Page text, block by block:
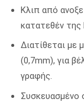
Κλιπ από
κατατεθέν της
Διατίθεται με
(0,7mm), για
γραφής.
Συσκευασμένο